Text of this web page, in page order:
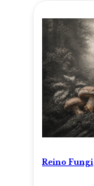
Reino Fungi